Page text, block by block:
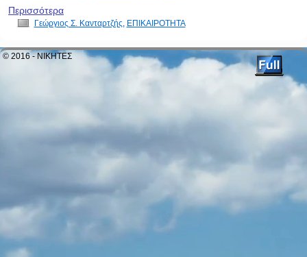
Περισσότερα
Γεώργιος Σ. Κανταρτζής ΕΠΙΚΑΙΡΟΤΗΤΑ
© 2016 - ΝΙΚΗΤΕΣ